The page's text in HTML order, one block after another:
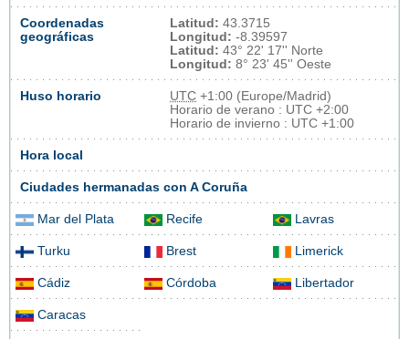
Coordenadas
geográficas
Latitud: 43.3715
Longitud: -8.39597
Latitud: 43° 22' 17'' Norte
Longitud: 8° 23' 45'' Oeste
Huso horario UTC +1:00 (Europe/Madrid)
Horario de verano : UTC +2:00
Horario de invierno : UTC +1:00
Hora local
Ciudades hermanadas con A Coruña
Mar del Plata Recife Lavras
Turku Brest Limerick
Cádiz Córdoba Libertador
Caracas